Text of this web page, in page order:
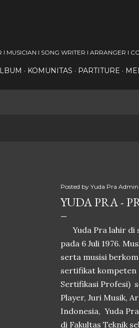
MUSICIAN I SONG WRITER I ARRANGER I
KOMUNITAS PARTITURE
Posted by Yuda Pra
YUDA PRA -
Yuda Pra lahir di
pada 6 Juli 1976.
serta musisi
sertifikat kompeten
Sertifikasi Profesi)
Player, Juri Musik,
Indonesia, Yuda
di Fakultas Teknik